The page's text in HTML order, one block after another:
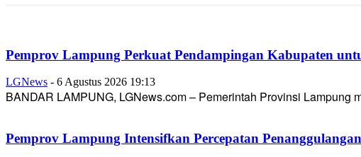
Pemprov Lampung Perkuat Pendampingan Kabupaten
LGNews - 6 Agustus 2026 19:13
BANDAR LAMPUNG, LGNews.com – Pemerintah Provinsi
Pemprov Lampung Intensifkan Percepatan